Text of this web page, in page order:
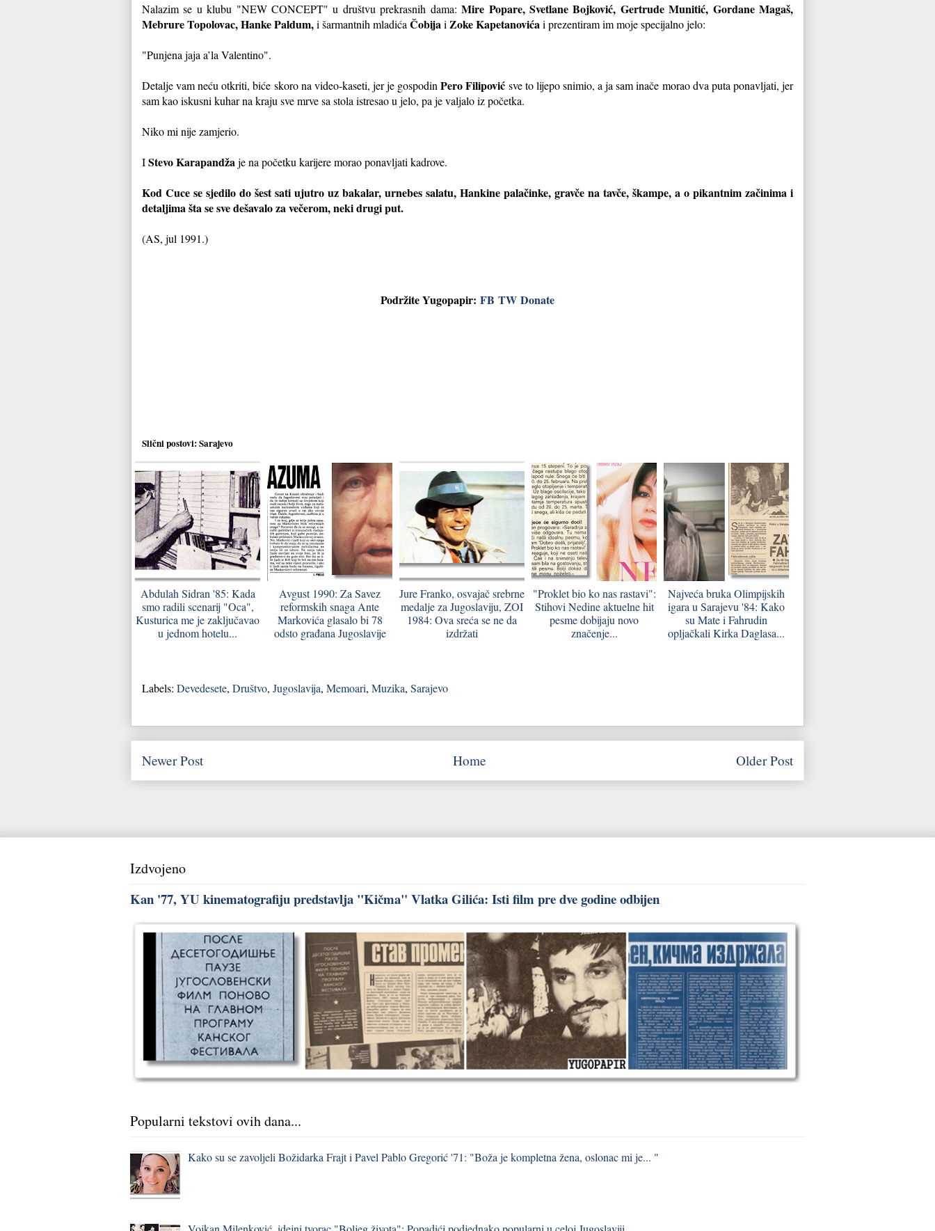
Nalazim se u klubu "NEW CONCEPT" u društvu prekrasnih dama:Mire Popare, Svetlane Bojković, Gertrude Munitić, Gordane Magaš,
Mebrure Topolovac, Hanke Paldum,i šarmantnih mladića Čobija i Zoke Kapetanovića i prezentiram im moje specijalno jelo:
"Punjena jaja a’la Valentino".
Detalje vam neću otkriti, biće skoro na video-kaseti, jer je gospodinPero Filipović sve to lijepo snimio, a ja sam inače morao dva puta ponavljati, jer
sam kao iskusni kuhar na kraju sve mrve sa stola istresao u jelo, pa je valjalo iz početka.
Niko mi nije zamjerio.
IStevo Karapandža je na početku karijere morao ponavljati kadrove.
Kod Cuce se sjedilo do šest sati ujutro uz bakalar, urnebes salatu, Hankine palačinke, gravče na tavče, škampe, a o pikantnim začinima i
detaljima šta se sve dešavalo za večerom, neki drugi put.
(AS, jul 1991.)
Podržite Yugopapir: FB TW Donate
Slični postovi:Sarajevo
Abdulah Sidran '85: Kada
smo radili scenarij "Oca",
Kusturica me je zaključavao
u jednom hotelu...
Avgust 1990: Za Savez
reformskih snaga Ante
Markovića glasalo bi 78
odsto građana Jugoslavije
Jure Franko, osvajač srebrne
medalje za Jugoslaviju, ZOI
1984: Ova sreća se ne da
izdržati
"Proklet bio ko nas rastavi":
Stihovi Nedine aktuelne hit
pesme dobijaju novo
značenje...
Najveća bruka Olimpijskih
igara u Sarajevu '84: Kako
su Mate i Fahrudin
opljačkali Kirka Daglasa...
Labels: Devedesete, Društvo, Jugoslavija, Memoari, Muzika, Sarajevo
Newer Post Older Post
Home
Izdvojeno
Kan '77, YU kinematografiju predstavlja "Kičma" Vlatka Gilića: Isti film pre dve godine odbijen
Popularni tekstovi ovih dana...
Kako su se zavoljeli Božidarka Frajt i Pavel Pablo Gregorić '71: "Boža je kompletna žena, oslonac mi je... "